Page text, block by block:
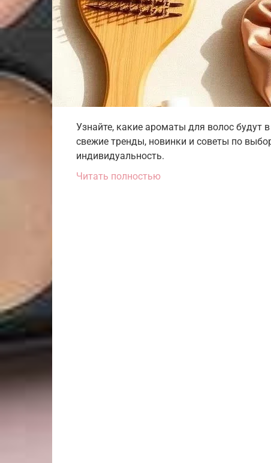
Узнайте, какие ароматы для волос будут
свежие тренды, новинки и советы по
индивидуальность.
Читать полностью